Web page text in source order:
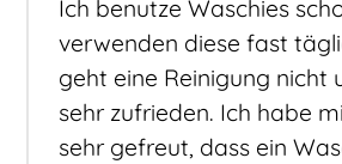
Ich benutze Waschies
verwenden diese fast
geht eine Reinigung nicht
sehr zufrieden. Ich habe
sehr gefreut, dass ein